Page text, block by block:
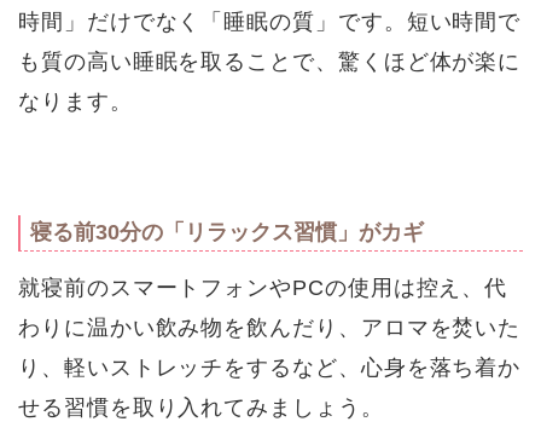
時間」だけでなく「睡眠の質」です。短い時間で
も質の高い睡眠を取ることで、驚くほど体が楽に
なります。
寝る前30分の「リラックス習慣」がカギ
就寝前のスマートフォンやPCの使用は控え、代
わりに温かい飲み物を飲んだり、アロマを焚いた
り、軽いストレッチをするなど、心身を落ち着か
せる習慣を取り入れてみましょう。